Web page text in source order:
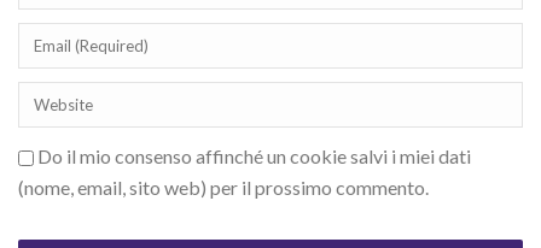
Do il mio consenso affinché un cookie salvi i miei dati
(nome, email, sito web) per il prossimo commento.